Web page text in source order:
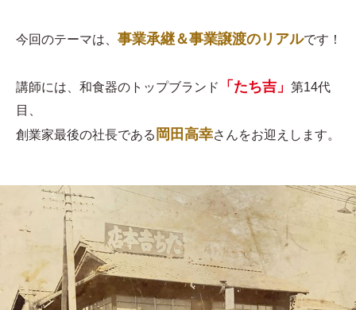
今回のテーマは、 事業承継＆事業譲渡のリアルです！
講師には、和食器のトップブランド 「たち吉」 第14代
目、
創業家最後の社長である 岡田高幸さんをお迎えします。